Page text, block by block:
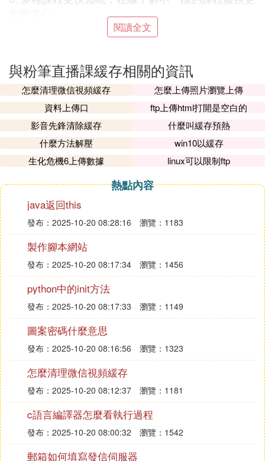
6. 超多課程可以快速的了解，針對最全的線上課程及
粉筆職教app優勢：
1，個性出題：根據目標考試的考點，考頻，難度，
智能出題；記錄用戶練習情況，生成數據報告，預測
考分。
2，在線直播課：全國名師直播課程，可實時參與互
動，體驗真實上課場景，課程無限次回放。
員，教師，司考三大類，根據考試目標提供不同的題
庫和直播課。
4，練習詳細解析：提供優質詳細解析過或枝遊程及
解題思路，搭汪快速診斷考點，全面掌握考點學習的
方法。
C. 粉筆直播課軟體上下載的課程可以播放
可以播放，但只能在有網的情況下。因為粉筆下載的
是cmd命令提示符和rtp實時傳輸協議。
粉筆直播課：是一款專業的特殊考試課程學習軟體。
這款軟體現在包含公務員考試、國家司法考試、考研
政治和考研英語等多門課程，軟體功能強大。
請先安裝粉筆直播課客戶端。購買課程成功後，登錄
客戶端你可以看到直播列表和回放列表，點擊看直播
按鈕便可以開始聽課，直播入口通常會在開課前半小
時開放。
錯過直播怎麼辦？
閱讀全文
與粉筆直播課緩存相關的資訊
怎麼清理微信視頻緩存
怎麼上傳照片瀏覽上傳
資料上傳口
ftp上傳html打開是空白的
影音先鋒清除緩存
什麼叫緩存預熱
什麼方法解壓
win10以緩存
生化危機6上傳數據
linux可以限制ftp
熱點內容
java返回this
發布：2025-10-20 08:28:16 瀏覽：1183
製作腳本網站
發布：2025-10-20 08:17:34 瀏覽：1456
python中的init方法
發布：2025-10-20 08:17:33 瀏覽：1149
圖案密碼什麼意思
發布：2025-10-20 08:16:56 瀏覽：1323
怎麼清理微信視頻緩存
發布：2025-10-20 08:12:37 瀏覽：1181
c語言編譯器怎麼看執行過程
發布：2025-10-20 08:00:32 瀏覽：1542
郵箱如何填寫發信伺服器